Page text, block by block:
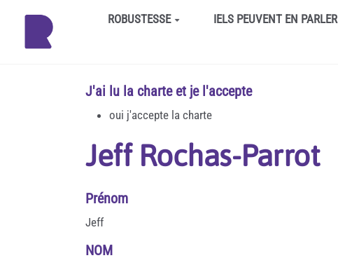
Aller au contenu principalROBUSTESSE IELS PEUVENT EN PARLER
J'ai lu la charte et je l'accepte
oui j'accepte la charte
Jeff Rochas-Parrot
Prénom
Jeff
NOM